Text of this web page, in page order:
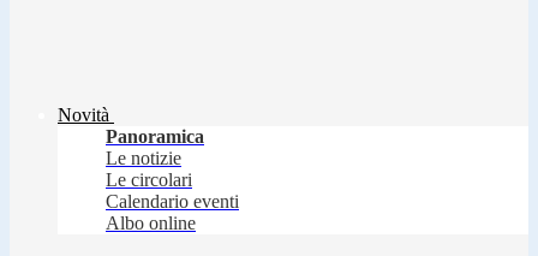
Novità
Panoramica
Le notizie
Le circolari
Calendario eventi
Albo online